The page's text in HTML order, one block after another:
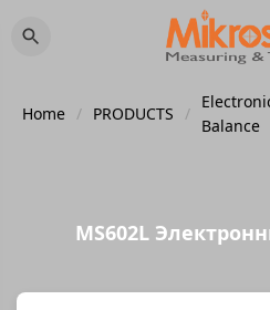
Home / PRODUCTS /
Balance
MS602L